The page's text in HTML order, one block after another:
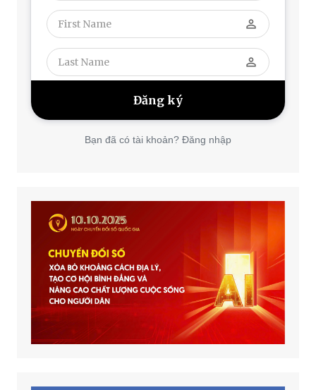
perm_identity
perm_identity
Bạn đã có tài khoản? Đăng nhập